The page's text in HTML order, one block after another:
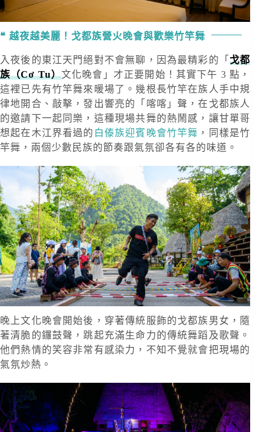
越夜越美麗！戈都族營火晚會與歡樂竹竿舞
入夜後的東江天門絕對不會無聊，因為最精彩的「 戈都
族（Cơ Tu）文化晚會」才正要開始！其實下午 3 點，
這裡已先有竹竿舞來暖場了。幾根長竹竿在族人手中規
律地開合、敲擊，發出響亮的「喀喀」聲，在戈都族人
的邀請下一起同樂，這種現場共舞的熱鬧感，讓甘單哥
想起在木江界看過的 白傣族迎賓晚會竹竿舞 ，同樣是竹
竿舞，兩個少數民族的節奏跟氣氛卻各有各的味道。
晚上文化晚會開始後，穿著傳統服飾的戈都族男女，隨
著清脆的鑼鼓聲，跳起充滿生命力的傳統舞蹈及歌聲。
他們熱情的笑容非常有感染力，不知不覺就會把現場的
氣氛炒熱。